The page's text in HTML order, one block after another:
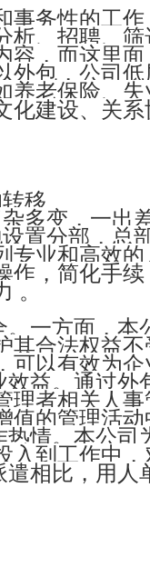
事务性的工
析、招聘、
容，而这里
外包，公司
养老保险、
化建设、关
移
多变，一出
置分部，总
专业和高效
作，简化手
。
。一方面，
其合法权益
可以有效为
效益。通过
理者相关人
值的管理活动
情。本公
入到工作中
相比，用